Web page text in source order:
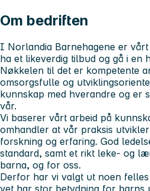
Om bedriften
I Norlandia Barnehagene er
ha et likeverdig tilbud og gå i en
Nøkkelen til det er kompetente
omsorgsfulle og
kunnskap med hverandre og er
vår.
Vi baserer vårt arbeid på
omhandler at vår praksis
forskning og erfaring. God
standard, samt et rikt leke- og
barna, og for oss.
Derfor har vi valgt ut noen
vet har stor betydning for barns